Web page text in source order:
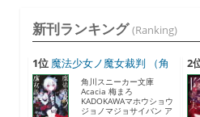
新刊ランキング (Ranking)
1位 魔法少女ノ魔女裁判 （角
川...
角川スニーカー文庫
Acacia 梅まろ
KADOKAWAマホウショウ
ジョノマジョサイバン ア
2
...